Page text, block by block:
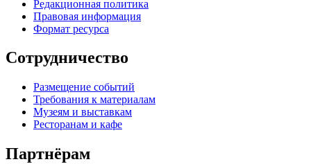
Редакционная политика
Правовая информация
Формат ресурса
Сотрудничество
Размещение событий
Требования к материалам
Музеям и выставкам
Ресторанам и кафе
Партнёрам